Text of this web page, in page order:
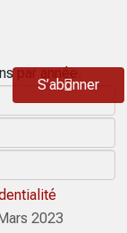
par année.
S’abonner
2023